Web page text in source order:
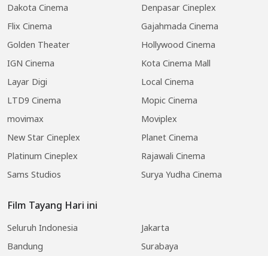
Dakota Cinema
Denpasar Cineplex
Flix Cinema
Gajahmada Cinema
Golden Theater
Hollywood Cinema
IGN Cinema
Kota Cinema Mall
Layar Digi
Local Cinema
LTD9 Cinema
Mopic Cinema
movimax
Moviplex
New Star Cineplex
Planet Cinema
Platinum Cineplex
Rajawali Cinema
Sams Studios
Surya Yudha Cinema
Film Tayang Hari ini
Seluruh Indonesia
Jakarta
Bandung
Surabaya